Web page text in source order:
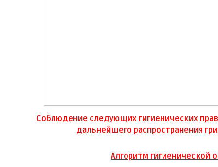
Соблюдение следующих гигиенических
дальнейшего распространения
Алгоритм гигиенической